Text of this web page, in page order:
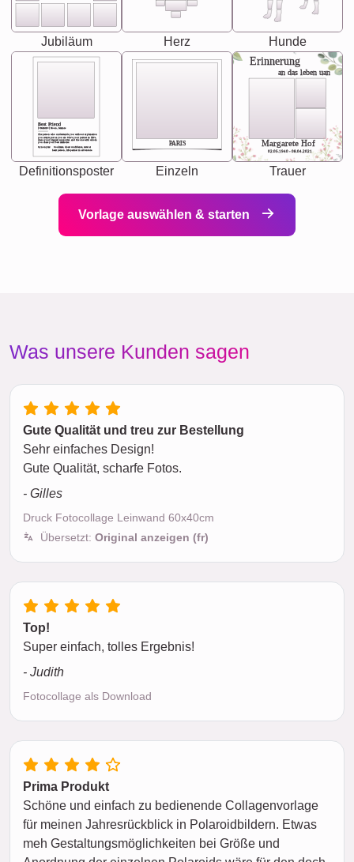
Jubiläum Herz Hunde
Best Friend
[<NAME>] Noun, feminie
Synonyms: Soulmate, closet confidante, sister at
heart person, life partner in adventure.
The person who understands you without explanation
you accepts just as you are. She's your partner in life's,
chaos your biggest supporter, and the one with whom
you share your best memories.
Definitionsposter
PARIS
Einzeln
Erinnerung
an das leben uan
Margarete Hof
02.05.1940 - 08.04.2021
Trauer
Vorlage auswählen & starten
Was unsere Kunden sagen
Gute Qualität und treu zur Bestellung
Sehr einfaches Design!
Gute Qualität, scharfe Fotos.
- Gilles
Druck Fotocollage Leinwand 60x40cm
Übersetzt: Original anzeigen (fr)
Top!
Super einfach, tolles Ergebnis!
- Judith
Fotocollage als Download
Prima Produkt
Schöne und einfach zu bedienende Collagenvorlage
für meinen Jahresrückblick in Polaroidbildern. Etwas
meh Gestaltungsmöglichkeiten bei Größe und